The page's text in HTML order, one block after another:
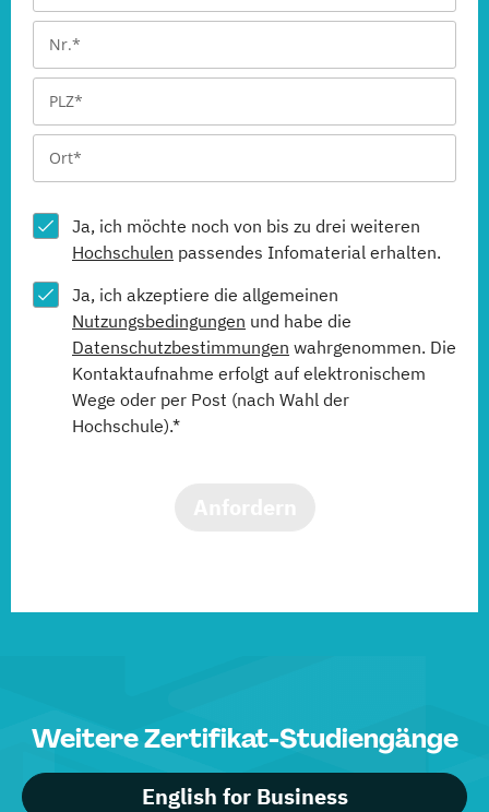
Ja, ich möchte noch von bis zu drei weiteren
Hochschulen passendes Infomaterial erhalten.
Ja, ich akzeptiere die allgemeinen
Nutzungsbedingungen und habe die
Datenschutzbestimmungen wahrgenommen. Die
Kontaktaufnahme erfolgt auf elektronischem
Wege oder per Post (nach Wahl der
Hochschule).*
Weitere Zertifikat-Studiengänge
English for Business